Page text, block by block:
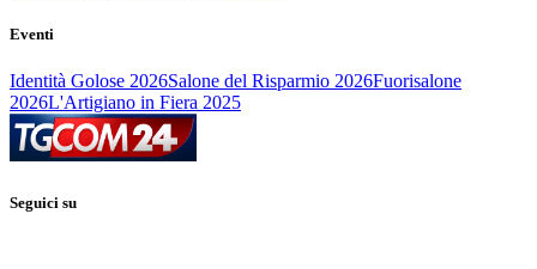
Eventi
Identità Golose 2026Salone del Risparmio 2026Fuorisalone
2026L'Artigiano in Fiera 2025
Seguici su